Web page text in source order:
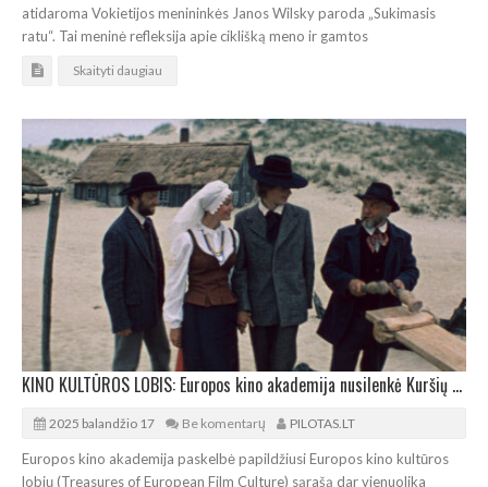
atidaroma Vokietijos menininkės Janos Wilsky paroda „Sukimasis
ratu“. Tai meninė refleksija apie ciklišką meno ir gamtos
Skaityti daugiau
KINO KULTŪROS LOBIS: Europos kino akademija nusilenkė Kuršių nerijai
2025 balandžio 17 Be komentarų PILOTAS.LT
Europos kino akademija paskelbė papildžiusi Europos kino kultūros
lobių (Treasures of European Film Culture) sąrašą dar vienuolika